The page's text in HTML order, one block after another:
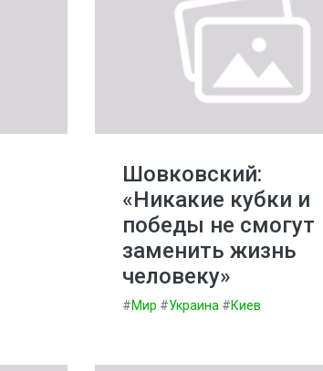
Шовковский:
«Никакие кубки и
победы не смогут
заменить жизнь
человеку»
#Мир #Украина #Киев